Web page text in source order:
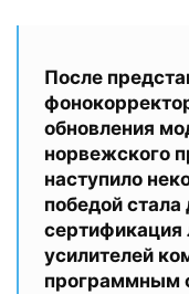
После
обновления
норвежского
наступило
победой
сертификация
усилителей
программным